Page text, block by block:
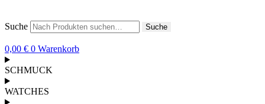
Suche Suche
0,00 € 0 Warenkorb
SCHMUCK
WATCHES